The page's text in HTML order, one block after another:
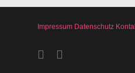
Impressum Datenschutz
facebookinstagram